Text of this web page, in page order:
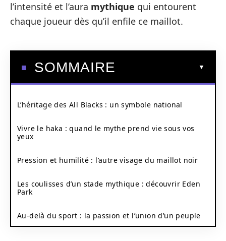
l’intensité et l’aura mythique qui entourent
chaque joueur dès qu’il enfile ce maillot.
SOMMAIRE
L’héritage des All Blacks : un symbole national
Vivre le haka : quand le mythe prend vie sous vos
yeux
Pression et humilité : l’autre visage du maillot noir
Les coulisses d’un stade mythique : découvrir Eden
Park
Au-delà du sport : la passion et l’union d’un peuple